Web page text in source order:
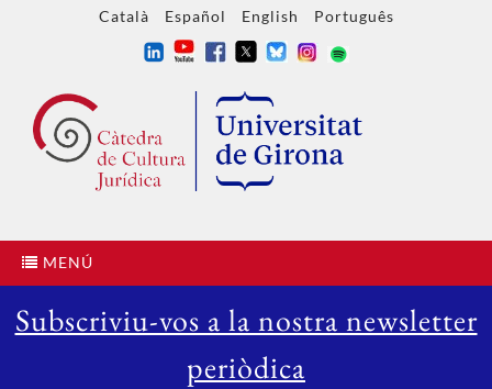
Català Español English Português
MENÚ
Subscriviu-vos a la nostra newsletter
periòdica